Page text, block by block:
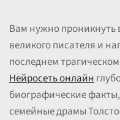
Вам нужно
великого писателя и
последнем
Нейросеть онлайн
биографические
семейные драмы